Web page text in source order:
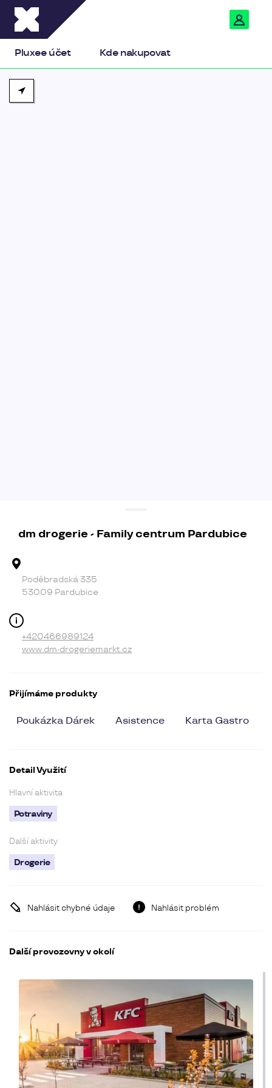
Pluxee účet Kde nakupovat
dm drogerie - Family centrum Pardubice
Poděbradská 335
53009 Pardubice
+420466989124
www.dm-drogeriemarkt.cz
Přijímáme produkty
Poukázka Dárek Asistence Karta Gastro
Detail Využití
Hlavní aktivita
Potraviny
Další aktivity
Drogerie
Nahlásit chybné údaje Nahlásit problém
Další provozovny v okolí